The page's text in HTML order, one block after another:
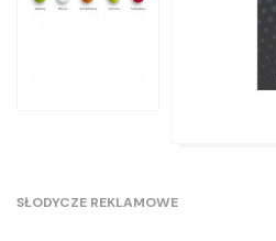
SŁODYCZE REKLAMOWE